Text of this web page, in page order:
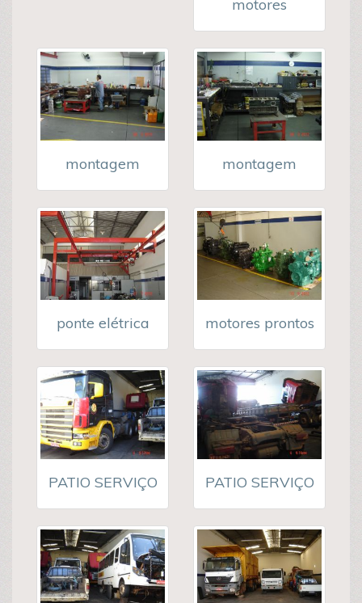
motores
montagem montagem
ponte elétrica motores prontos
PATIO SERVIÇO PATIO SERVIÇO